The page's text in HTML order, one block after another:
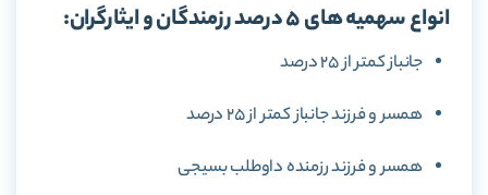
انواع سهمیه های 5 درصد رزمندگان و ایثارگران:
جانباز کمتر از 25 درصد
همسر و فرزند جانباز کمتر از 25 درصد
همسر و فرزند رزمنده داوطلب بسیجی